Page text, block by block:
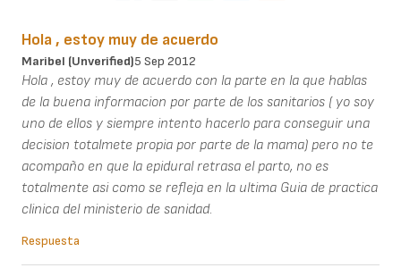
Hola , estoy muy de acuerdo
Maribel (unverified)5 Sep 2012
Hola , estoy muy de acuerdo con la parte en la que hablas
de la buena informacion por parte de los sanitarios ( yo soy
uno de ellos y siempre intento hacerlo para conseguir una
decision totalmete propia por parte de la mama) pero no te
acompaño en que la epidural retrasa el parto, no es
totalmente asi como se refleja en la ultima Guia de practica
clinica del ministerio de sanidad.
Respuesta